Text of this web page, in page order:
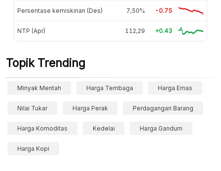
Persentase kemiskinan (Des) 7,50% -0.75
NTP (Apr) 112,29 +0.43
Topik Trending
Minyak Mentah Harga Tembaga Harga Emas
Nilai Tukar Harga Perak Perdagangan Barang
Harga Komoditas Kedelai Harga Gandum
Harga Kopi